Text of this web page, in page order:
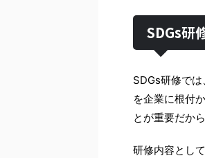
SDGs研
SDGs研修で
を企業に根付
とが重要だから
研修内容とし